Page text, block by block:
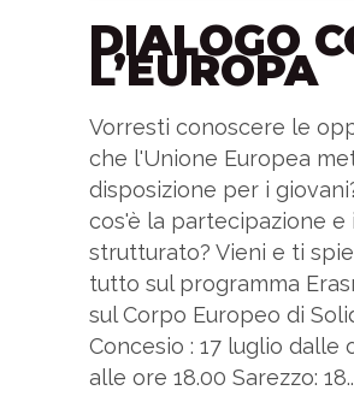
DIALOGO
L’EUROPA
Vorresti conoscere le
che l'Unione Europea
disposizione per i
cos'è la partecipazione e
strutturato? Vieni e ti
tutto sul programma
sul Corpo Europeo di
Concesio : 17 luglio dalle
alle ore 18.00 Sarezzo: